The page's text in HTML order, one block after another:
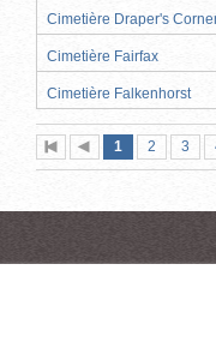
Cimetière Draper's
Cimetière Fairfax
Cimetière Falkenhorst
Première
page
Page
précédente
Page
1 (page
actuelle)
Page
2 Page
3